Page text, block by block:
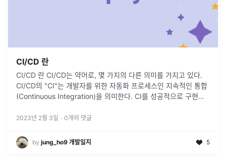
CI/CD 란
CI/CD 란 CI/CD는 약어로, 몇 가지의 다른 의미를 가지고 있다.
CI/CD의 "CI"는 개발자를 위한 자동화 프로세스인 지속적인 통합
(Continuous Integration)을 의미한다. CI를 성공적으로 구현할
2023년 2월 3일 · 0개의 댓글
by jung_ho9 개발일지 5